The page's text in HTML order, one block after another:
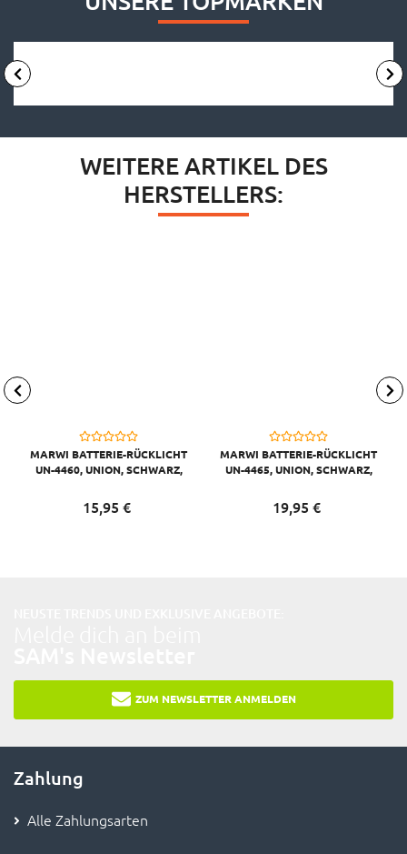
WEITERE ARTIKEL DES
HERSTELLERS:
MARWI BATTERIE-RÜCKLICHT
UN-4460, UNION, SCHWARZ,
15,95 €
MARWI BATTERIE-RÜCKLICHT
UN-4465, UNION, SCHWARZ,
19,95 €
ZUM NEWSLETTER ANMELDEN
Zahlung
Alle Zahlungsarten